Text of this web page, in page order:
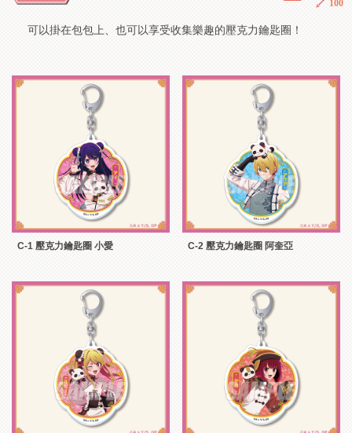
100
可以掛在包包上、也可以享受收集樂趣的壓克力鑰匙圈！
C-1 壓克力鑰匙圈 小愛 C-2 壓克力鑰匙圈 阿奎亞